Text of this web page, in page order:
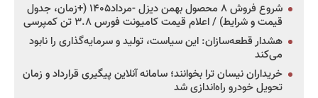
شروع فروش ۸ محصول بهمن دیزل -مرداد۱۴۰۵ (+زمان، جدول
قیمت و شرایط) / اعلام قیمت کامیونت فورس ۳.۸ تن کمپرسی
هشدار قطعه‌سازان: این سیاست، تولید و سرمایه‌گذاری را نابود
می‌کند
خریداران نیسان ترا بخوانند؛ سامانه آنلاین پیگیری قرارداد و زمان
تحویل خودرو راه‌اندازی شد